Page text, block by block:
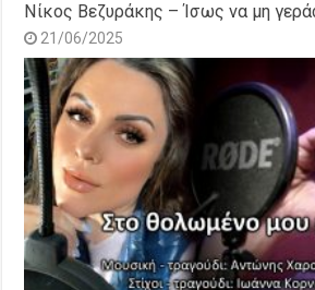
Νίκος Βεζυράκης – Ίσως να μη
21/06/2025